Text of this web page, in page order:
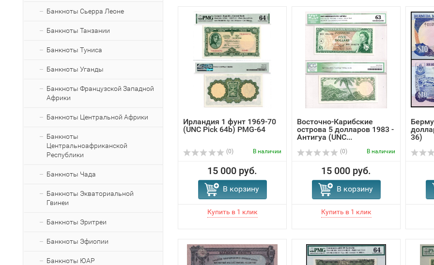
Банкноты Сьерра Леоне
Банкноты Танзании
Банкноты Туниса
Банкноты Уганды
Банкноты Французской Западной
Африки
Банкноты Центральной Африки
Банкноты
Центральноафриканской
Республики
Банкноты Чада
Банкноты Экваториальной
Гвинеи
Банкноты Эритреи
Банкноты Эфиопии
Банкноты ЮАР
Ирландия 1 фунт 1969-70
(UNC Pick 64b) PMG-64
(0) В наличии
15 000 руб.
В корзину
Восточно-Карибские
острова 5 долларов 1983 -
Антигуа (UNC...
(0) В наличии
15 000 руб.
В корзину
36)